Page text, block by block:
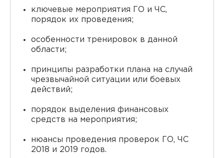
ключевые мероприятия ГО и ЧС,
порядок их проведения;
особенности тренировок в данной
области;
принципы разработки плана на случай
чрезвычайной ситуации или боевых
действий;
порядок выделения финансовых
средств на мероприятия;
нюансы проведения проверок ГО, ЧС
2018 и 2019 годов.